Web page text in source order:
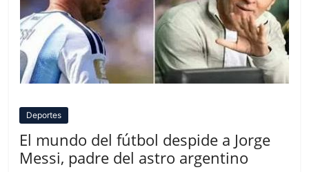
Deportes
El mundo del fútbol despide a Jorge
Messi, padre del astro argentino